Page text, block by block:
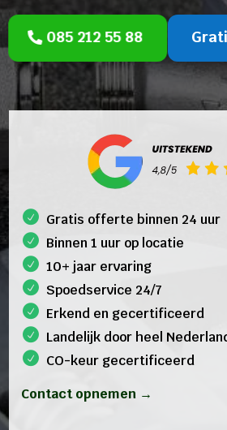
085 212 55 88
Gratis offerte binnen 24 uur
Binnen 1 uur op locatie
10+ jaar ervaring
Spoedservice 24/7
Erkend en gecertificeerd
Landelijk door heel
CO-keur gecertificeerd
Contact opnemen →